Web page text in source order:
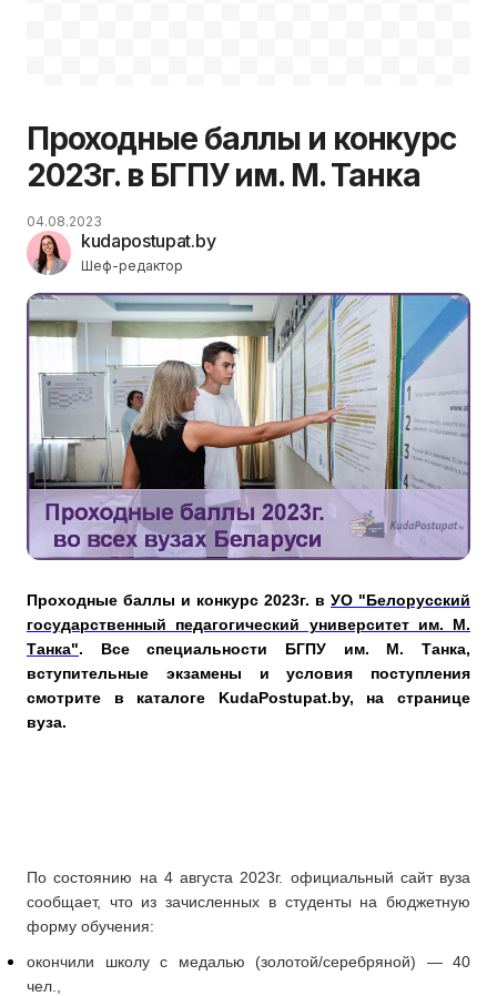
Проходные баллы и конкурс
2023г. в БГПУ им. М. Танка
kudapostupat.by
Шеф-редактор
04.08.2023
Проходные баллы и конкурс 2023г. в УО "Белорусский
государственный педагогический университет им. М.
Танка". Все специальности БГПУ им. М. Танка,
вступительные экзамены и условия поступления
смотрите в каталоге KudaPostupat.by, на странице
вуза.
По состоянию на 4 августа 2023г. официальный сайт вуза
сообщает, что из зачисленных в студенты на бюджетную
форму обучения:
окончили школу с медалью (золотой/серебряной) — 40
чел.,